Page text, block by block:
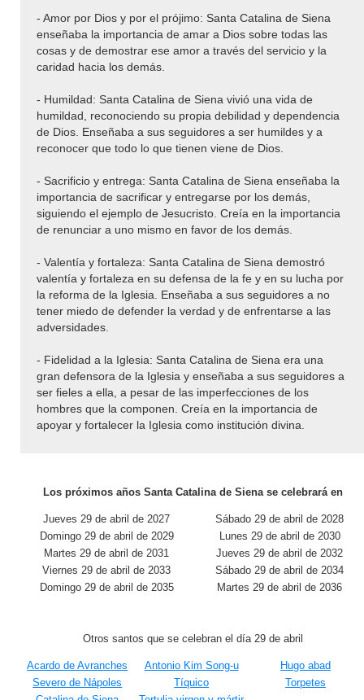
- Amor por Dios y por el prójimo: Santa Catalina de Siena
enseñaba la importancia de amar a Dios sobre todas las
cosas y de demostrar ese amor a través del servicio y la
caridad hacia los demás.
- Humildad: Santa Catalina de Siena vivió una vida de
humildad, reconociendo su propia debilidad y dependencia
de Dios. Enseñaba a sus seguidores a ser humildes y a
reconocer que todo lo que tienen viene de Dios.
- Sacrificio y entrega: Santa Catalina de Siena enseñaba la
importancia de sacrificar y entregarse por los demás,
siguiendo el ejemplo de Jesucristo. Creía en la importancia
de renunciar a uno mismo en favor de los demás.
- Valentía y fortaleza: Santa Catalina de Siena demostró
valentía y fortaleza en su defensa de la fe y en su lucha por
la reforma de la Iglesia. Enseñaba a sus seguidores a no
tener miedo de defender la verdad y de enfrentarse a las
adversidades.
- Fidelidad a la Iglesia: Santa Catalina de Siena era una
gran defensora de la Iglesia y enseñaba a sus seguidores a
ser fieles a ella, a pesar de las imperfecciones de los
hombres que la componen. Creía en la importancia de
apoyar y fortalecer la Iglesia como institución divina.
Los próximos años Santa Catalina de Siena se celebrará en
Jueves 29 de abril de 2027
Sábado 29 de abril de 2028
Domingo 29 de abril de 2029
Lunes 29 de abril de 2030
Martes 29 de abril de 2031
Jueves 29 de abril de 2032
Viernes 29 de abril de 2033
Sábado 29 de abril de 2034
Domingo 29 de abril de 2035
Martes 29 de abril de 2036
Otros santos que se celebran el día 29 de abril
Acardo de Avranches Antonio Kim Song-u
Hugo abad
Severo de Nápoles
Tíquico
Torpetes